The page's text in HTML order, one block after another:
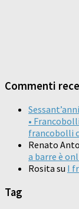
Commenti
•
francobolli
Renato
a barre è
Rosita su I
Tag